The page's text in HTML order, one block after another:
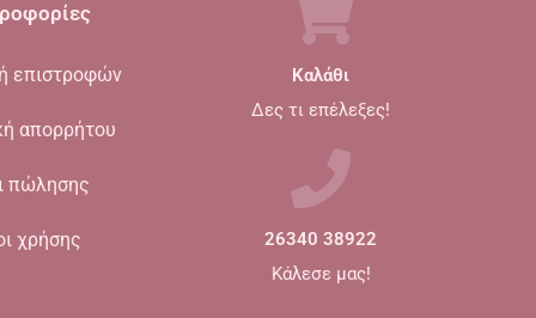
επιστροφών
απορρήτου
πώλησης
χρήσης
Καλάθι
Δες τι επέλεξες!
26340 38922
Κάλεσε μας!